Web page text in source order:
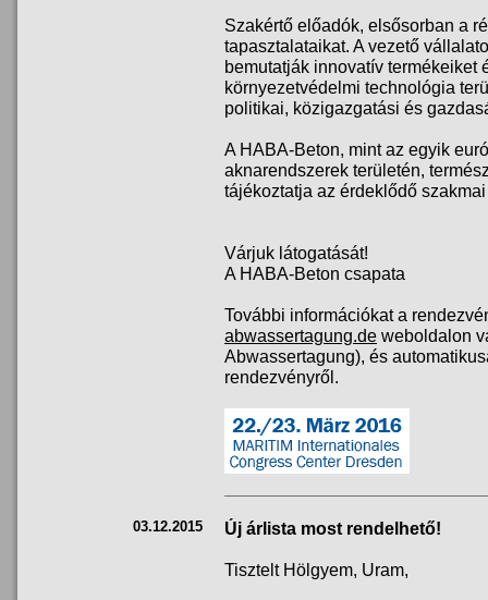
Szakértő előadók, elsősorban a
tapasztalataikat. A vezető
bemutatják innovatív termékeiket
környezetvédelmi technológia
politikai, közigazgatási és
A HABA-Beton, mint az egyik
aknarendszerek területén,
tájékoztatja az érdeklődő
Várjuk látogatását!
A HABA-Beton csapata
További információkat a
abwassertagung.de weboldalon
Abwassertagung), és
rendezvényről.
03.12.2015 Új árlista most rendelhető!
Tisztelt Hölgyem, Uram,